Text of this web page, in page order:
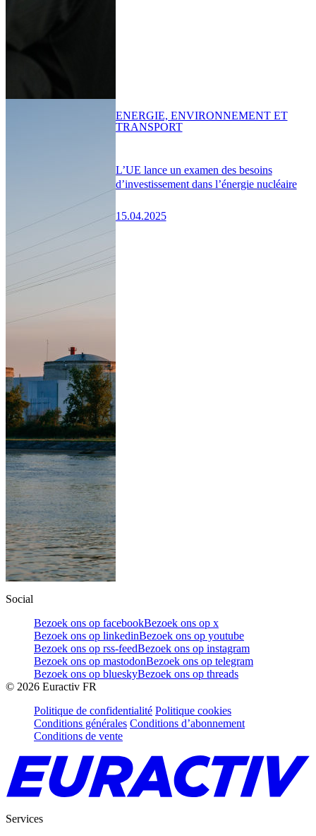
L’UE lance un examen des besoins
d’investissement dans l’énergie nucléaire
15.04.2025
ENERGIE, ENVIRONNEMENT ET
TRANSPORT
Social
Bezoek ons op facebookBezoek ons op x
Bezoek ons op linkedinBezoek ons op youtube
Bezoek ons op rss-feedBezoek ons op instagram
Bezoek ons op mastodonBezoek ons op telegram
Bezoek ons op blueskyBezoek ons op threads
© 2026 Euractiv FR
Politique de confidentialité Politique cookies
Conditions générales Conditions d’abonnement
Conditions de vente
Services